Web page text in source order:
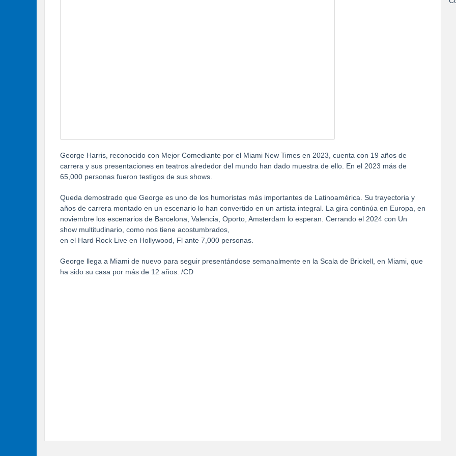
George Harris, reconocido con Mejor Comediante por el Miami New Times en 2023, cuenta con 19 años de
carrera y sus presentaciones en teatros alrededor del mundo han dado muestra de ello. En el 2023 más de
65,000 personas fueron testigos de sus shows.
Queda demostrado que George es uno de los humoristas más importantes de Latinoamérica. Su trayectoria y
años de carrera montado en un escenario lo han convertido en un artista integral. La gira continúa en Europa, en
noviembre los escenarios de Barcelona, Valencia, Oporto, Amsterdam lo esperan. Cerrando el 2024 con Un
show multitudinario, como nos tiene acostumbrados,
en el Hard Rock Live en Hollywood, Fl ante 7,000 personas.
George llega a Miami de nuevo para seguir presentándose semanalmente en la Scala de Brickell, en Miami, que
ha sido su casa por más de 12 años. /CD